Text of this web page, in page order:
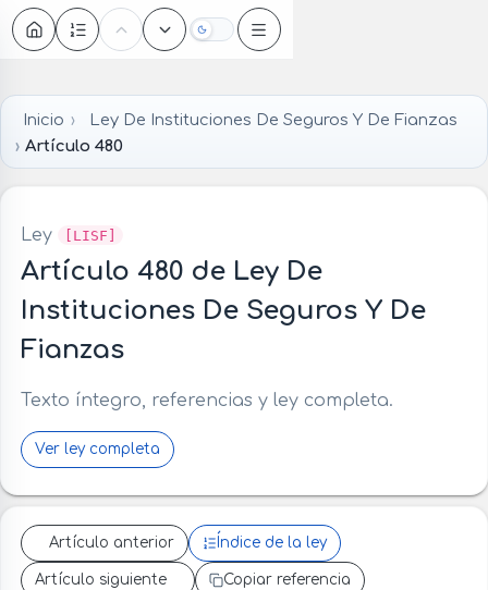
Oscuro
Inicio
Ley De Instituciones De Seguros Y De Fianzas
Artículo 480
Ley [LISF]
Artículo 480 de Ley De
Instituciones De Seguros Y De
Fianzas
Texto íntegro, referencias y ley completa.
Ver ley completa
Artículo anterior Índice de la ley
Artículo siguiente Copiar referencia